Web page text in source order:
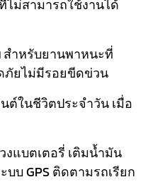
ไม่สามารถใช้งานได้
สำหรับยานพาหนะที่
ภัยไม่มีรอยขีดข่วน
ต์ในชีวิตประจำวัน เมื่อ
งแบตเตอรี่ เติมน้ำมัน
บ GPS ติดตามรถเรียก